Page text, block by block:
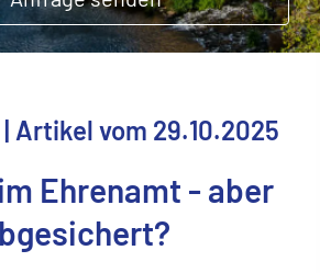
Artikel vom 29.10.2025
Ehrenamt - aber